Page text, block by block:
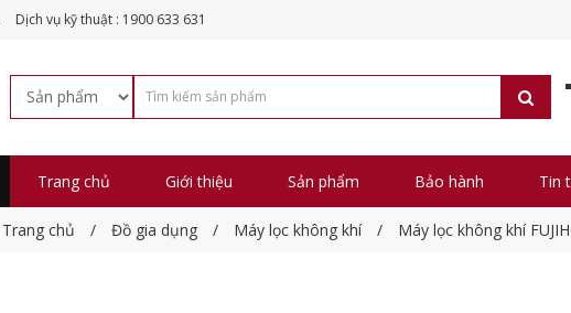
Dịch vụ kỹ thuật : 1900 633 631
Trang chủ Giới thiệu Sản phẩm Bảo hành Tin
Trang chủ Đồ gia dụng Máy lọc không khí Máy lọc không khí